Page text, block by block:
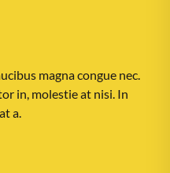
magna congue nec.
in, molestie at nisi. In
a.